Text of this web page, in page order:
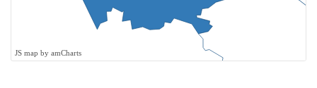
JS map by amCharts